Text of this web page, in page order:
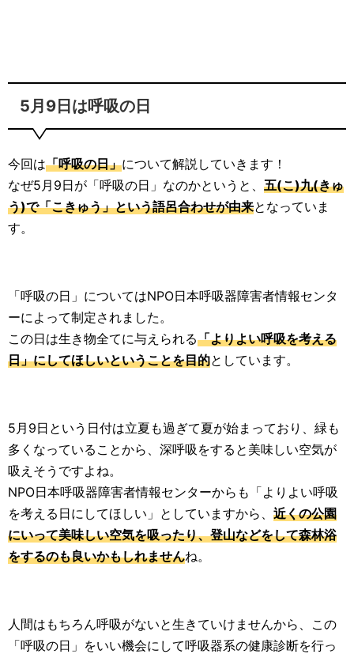
5月9日は呼吸の日
今回は「呼吸の日」について解説していきます！
なぜ5月9日が「呼吸の日」なのかというと、 五(こ)九(きゅ
う)で「こきゅう」という語呂合わせが由来となっていま
す。
「呼吸の日」についてはNPO日本呼吸器障害者情報センタ
ーによって制定されました。
この日は生き物全てに与えられる「よりよい呼吸を考える
日」にしてほしいということを目的としています。
5月9日という日付は立夏も過ぎて夏が始まっており、緑も
多くなっていることから、深呼吸をすると美味しい空気が
吸えそうですよね。
NPO日本呼吸器障害者情報センターからも「よりよい呼吸
を考える日にしてほしい」としていますから、 近くの公園
にいって美味しい空気を吸ったり、登山などをして森林浴
をするのも良いかもしれませんね。
人間はもちろん呼吸がないと生きていけませんから、この
「呼吸の日」をいい機会にして呼吸器系の健康診断を行っ